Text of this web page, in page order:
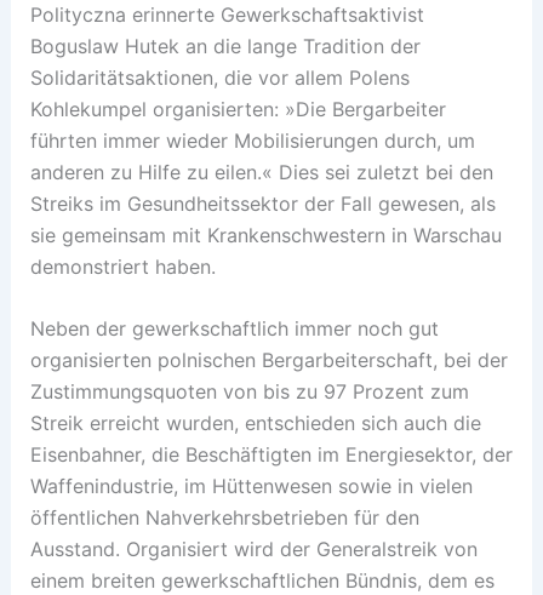
Polityczna erinnerte Gewerkschaftsaktivist
Boguslaw Hutek an die lange Tradition der
Solidaritätsaktionen, die vor allem Polens
Kohlekumpel organisierten: »Die Bergarbeiter
führten immer wieder Mobilisierungen durch, um
anderen zu Hilfe zu eilen.« Dies sei zuletzt bei den
Streiks im Gesundheitssektor der Fall gewesen, als
sie gemeinsam mit Krankenschwestern in Warschau
demonstriert haben.
Neben der gewerkschaftlich immer noch gut
organisierten polnischen Bergarbeiterschaft, bei der
Zustimmungsquoten von bis zu 97 Prozent zum
Streik erreicht wurden, entschieden sich auch die
Eisenbahner, die Beschäftigten im Energiesektor, der
Waffenindustrie, im Hüttenwesen sowie in vielen
öffentlichen Nahverkehrsbetrieben für den
Ausstand. Organisiert wird der Generalstreik von
einem breiten gewerkschaftlichen Bündnis, dem es